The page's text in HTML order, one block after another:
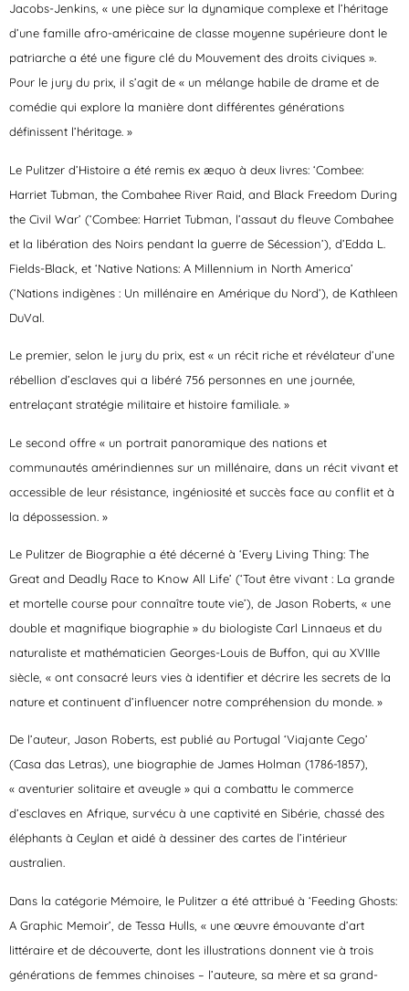
Jacobs-Jenkins, « une pièce sur la dynamique complexe et l’héritage
d’une famille afro-américaine de classe moyenne supérieure dont le
patriarche a été une figure clé du Mouvement des droits civiques ».
Pour le jury du prix, il s’agit de « un mélange habile de drame et de
comédie qui explore la manière dont différentes générations
définissent l’héritage. »
Le Pulitzer d’Histoire a été remis ex æquo à deux livres: ‘Combee:
Harriet Tubman, the Combahee River Raid, and Black Freedom During
the Civil War’ (‘Combee: Harriet Tubman, l’assaut du fleuve Combahee
et la libération des Noirs pendant la guerre de Sécession’), d’Edda L.
Fields-Black, et ‘Native Nations: A Millennium in North America’
(‘Nations indigènes : Un millénaire en Amérique du Nord’), de Kathleen
DuVal.
Le premier, selon le jury du prix, est « un récit riche et révélateur d’une
rébellion d’esclaves qui a libéré 756 personnes en une journée,
entrelaçant stratégie militaire et histoire familiale. »
Le second offre « un portrait panoramique des nations et
communautés amérindiennes sur un millénaire, dans un récit vivant et
accessible de leur résistance, ingéniosité et succès face au conflit et à
la dépossession. »
Le Pulitzer de Biographie a été décerné à ‘Every Living Thing: The
Great and Deadly Race to Know All Life’ (‘Tout être vivant : La grande
et mortelle course pour connaître toute vie’), de Jason Roberts, « une
double et magnifique biographie » du biologiste Carl Linnaeus et du
naturaliste et mathématicien Georges-Louis de Buffon, qui au XVIIIe
siècle, « ont consacré leurs vies à identifier et décrire les secrets de la
nature et continuent d’influencer notre compréhension du monde. »
De l’auteur, Jason Roberts, est publié au Portugal ‘Viajante Cego’
(Casa das Letras), une biographie de James Holman (1786-1857),
« aventurier solitaire et aveugle » qui a combattu le commerce
d’esclaves en Afrique, survécu à une captivité en Sibérie, chassé des
éléphants à Ceylan et aidé à dessiner des cartes de l’intérieur
australien.
Dans la catégorie Mémoire, le Pulitzer a été attribué à ‘Feeding Ghosts:
A Graphic Memoir’ , de Tessa Hulls, « une œuvre émouvante d’art
littéraire et de découverte, dont les illustrations donnent vie à trois
générations de femmes chinoises – l’auteure, sa mère et sa grand-